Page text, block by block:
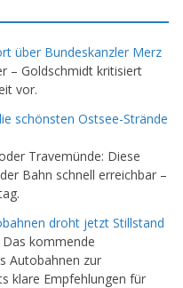
über Bundeskanzler Merz
– Goldschmidt kritisiert
vor.
schönsten Ostsee-Strände
Travemünde: Diese
Bahn schnell erreichbar –
droht jetzt Stillstand
kommende
Autobahnen zur
klare Empfehlungen für